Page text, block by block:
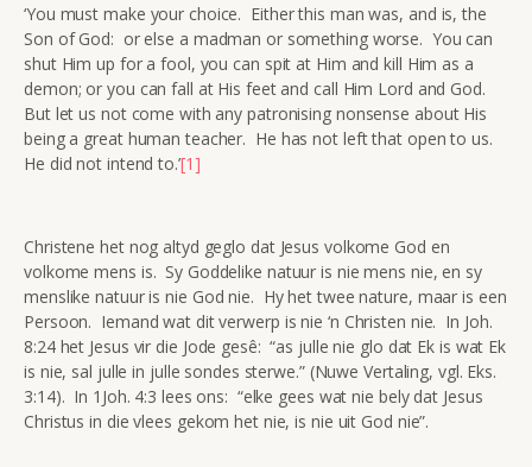
‘You must make your choice. Either this man was, and is, the
Son of God: or else a madman or something worse. You can
shut Him up for a fool, you can spit at Him and kill Him as a
demon; or you can fall at His feet and call Him Lord and God.
But let us not come with any patronising nonsense about His
being a great human teacher. He has not left that open to us.
He did not intend to.’[1]
Christene het nog altyd geglo dat Jesus volkome God en
volkome mens is. Sy Goddelike natuur is nie mens nie, en sy
menslike natuur is nie God nie. Hy het twee nature, maar is een
Persoon. Iemand wat dit verwerp is nie ‘n Christen nie. In Joh.
8:24 het Jesus vir die Jode gesê: “as julle nie glo dat Ek is wat Ek
is nie, sal julle in julle sondes sterwe.” (Nuwe Vertaling, vgl. Eks.
3:14). In 1Joh. 4:3 lees ons: “elke gees wat nie bely dat Jesus
Christus in die vlees gekom het nie, is nie uit God nie”.